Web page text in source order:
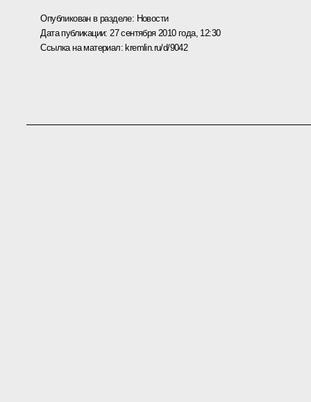
Опубликован в разделе: Новости
Дата публикации: 27 сентября 2010 года, 12:30
Ссылка на материал: kremlin.ru/d/9042